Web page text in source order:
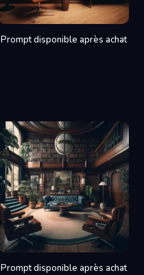
Prompt disponible après achat
Prompt disponible après achat